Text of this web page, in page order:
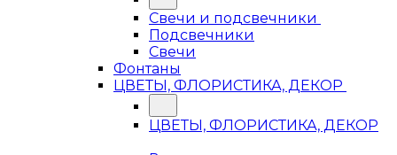
Свечи и подсвечники
Подсвечники
Свечи
Фонтаны
ЦВЕТЫ, ФЛОРИСТИКА, ДЕКОР
ЦВЕТЫ, ФЛОРИСТИКА, ДЕКОР